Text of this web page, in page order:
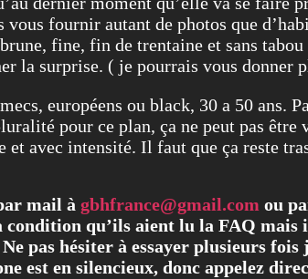
vous fournir autant de photos que
fine, fin de trentaine et sans
la surprise. ( je pourrais vous donner
européens ou black, 30 a 50 ans.
pour ce plan, ça ne peut pas
et avec intensité. Il faut que ça reste
mail à gbhfrance@gmail.com ou
condition qu’ils aient lu la FAQ
pas hésiter à essayer plusieurs
est en silencieux, donc appelez